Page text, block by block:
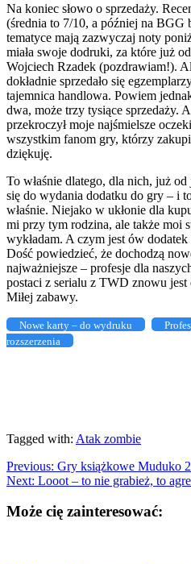
Na koniec słowo o sprzedaży.
(średnia to 7/10, a później na BGG
tematyce mają zazwyczaj noty
miała swoje dodruki, za które już
Wojciech Rzadek (pozdrawiam!).
dokładnie sprzedało się
tajemnica handlowa. Powiem
dwa, może trzy tysiące sprzedaży.
przekroczył moje najśmielsze
wszystkim fanom gry, którzy
dziękuję.
To właśnie dlatego, dla nich, już od
się do wydania dodatku do gry – i
właśnie. Niejako w ukłonie dla
mi przy tym rodzina, ale także moi
wykładam. A czym jest ów
Dość powiedzieć, że dochodzą
najważniejsze – profesje dla
postaci z serialu z TWD znowu
Miłej zabawy.
Nowe karty – do wydruku
rozszerzenia
Tagged with: Atak zombie
Previous: Gry książkowe Muduko
Next: Looot – to nie grabież, to
Może cię zainteresować: